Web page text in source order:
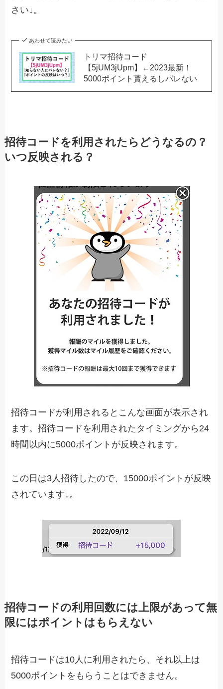
さい↓。
あわせて読みたい
トリマ招待コード
【5jUM3jUpm】←2023最新！
5000ポイント貰えるしバレない
招待コードを利用されたらどうなるの？
いつ反映される？
招待コードが利用されるとこんな画面が表示され
ます。招待コードを利用されたタイミングから24
時間以内に5000ポイントが反映されます。
この日は3人招待したので、15000ポイントが反映
されています↓。
招待コードの利用回数には上限があって無
限にはポイントはもらえない
招待コードは10人に利用されたら、それ以上は
5000ポイントをもらうことはできません。